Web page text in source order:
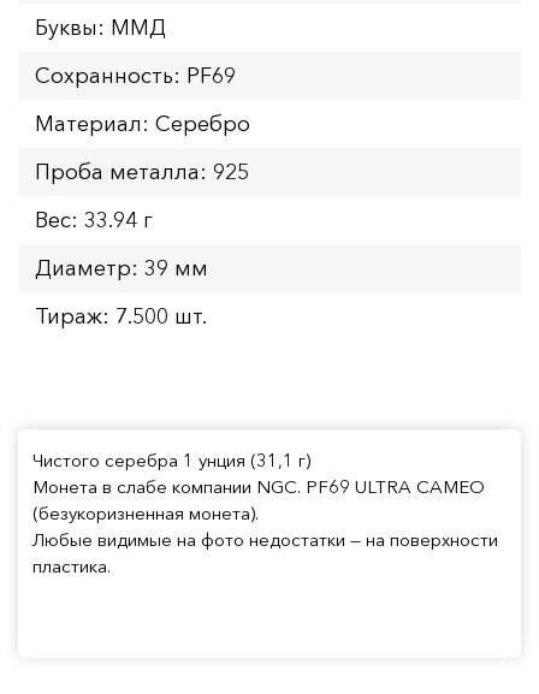
Буквы: ММД
Сохранность: PF69
Материал: Серебро
Проба металла: 925
Вес: 33.94 г
Диаметр: 39 мм
Тираж: 7.500 шт.
Чистого серебра 1 унция (31,1 г)
Монета в слабе компании NGC. PF69 ULTRA CAMEO
(безукоризненная монета).
Любые видимые на фото недостатки — на поверхности
пластика.